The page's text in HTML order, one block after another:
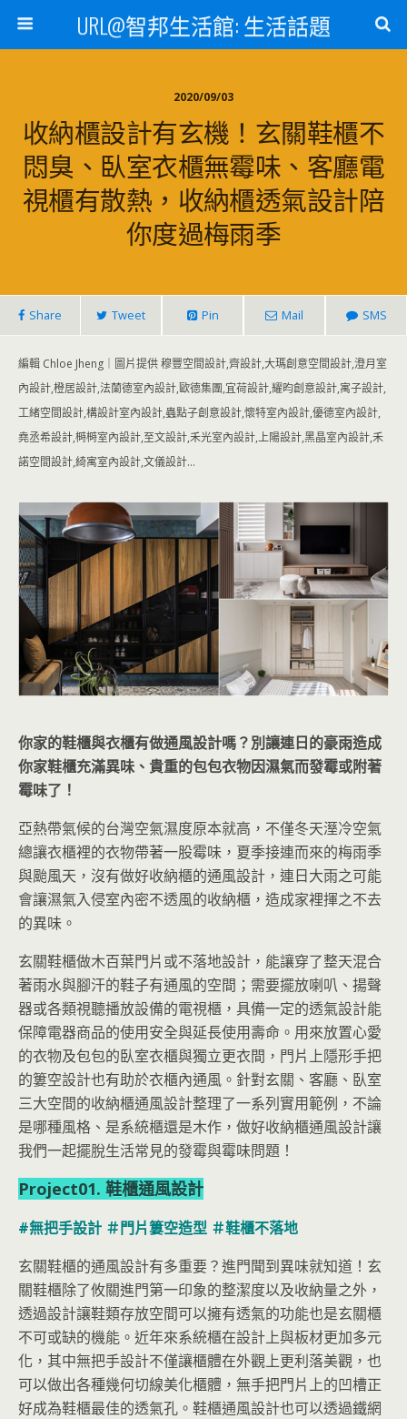
URL@智邦生活館: 生活話題
2020/09/03
收納櫃設計有玄機！玄關鞋櫃不
悶臭、臥室衣櫃無霉味、客廳電
視櫃有散熱，收納櫃透氣設計陪
你度過梅雨季
Share Tweet Pin Mail SMS
編輯 Chloe Jheng｜圖片提供 穆豐空間設計,齊設計,大瑪創意空間設計,澄月室
內設計,橙居設計,法蘭德室內設計,歐德集團,宜荷設計,耀昀創意設計,寓子設計,
工緒空間設計,構設計室內設計,蟲點子創意設計,懷特室內設計,優德室內設計,
堯丞希設計,榯榯室內設計,至文設計,禾光室內設計,上陽設計,黑晶室內設計,禾
諾空間設計,綺寓室內設計,文儀設計…
你家的鞋櫃與衣櫃有做通風設計嗎？別讓連日的豪雨造成
你家鞋櫃充滿異味、貴重的包包衣物因濕氣而發霉或附著
霉味了！
亞熱帶氣候的台灣空氣濕度原本就高，不僅冬天溼冷空氣
總讓衣櫃裡的衣物帶著一股霉味，夏季接連而來的梅雨季
與颱風天，沒有做好收納櫃的通風設計，連日大雨之可能
會讓濕氣入侵室內密不透風的收納櫃，造成家裡揮之不去
的異味。
玄關鞋櫃做木百葉門片或不落地設計，能讓穿了整天混合
著雨水與腳汗的鞋子有通風的空間；需要擺放喇叭、揚聲
器或各類視聽播放設備的電視櫃，具備一定的透氣設計能
保障電器商品的使用安全與延長使用壽命。用來放置心愛
的衣物及包包的臥室衣櫃與獨立更衣間，門片上隱形手把
的簍空設計也有助於衣櫃內通風。針對玄關、客廳、臥室
三大空間的收納櫃通風設計整理了一系列實用範例，不論
是哪種風格、是系統櫃還是木作，做好收納櫃通風設計讓
我們一起擺脫生活常見的發霉與霉味問題！
Project01. 鞋櫃通風設計
#無把手設計 ＃門片簍空造型 ＃鞋櫃不落地
玄關鞋櫃的通風設計有多重要？進門聞到異味就知道！玄
關鞋櫃除了攸關進門第一印象的整潔度以及收納量之外，
透過設計讓鞋類存放空間可以擁有透氣的功能也是玄關櫃
不可或缺的機能。近年來系統櫃在設計上與板材更加多元
化，其中無把手設計不僅讓櫃體在外觀上更利落美觀，也
可以做出各種幾何切線美化櫃體，無手把門片上的凹槽正
好成為鞋櫃最佳的透氣孔。鞋櫃通風設計也可以透過鐵網